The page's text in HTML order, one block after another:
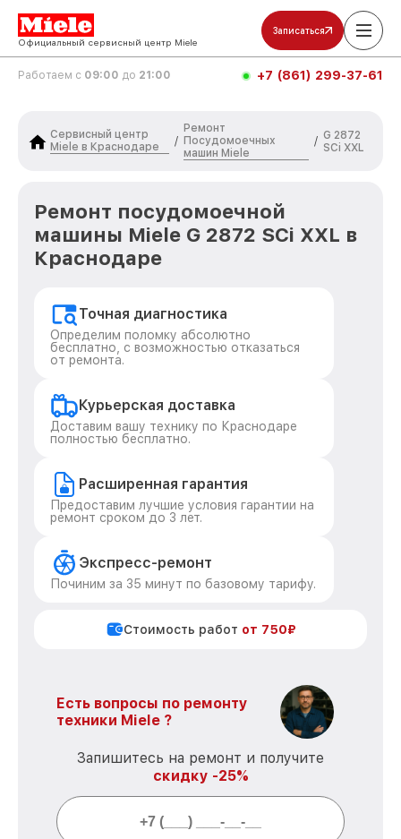
Официальный сервисный центр Miele
Записаться
Работаем с 09:00 до 21:00 +7 (861) 299-37-61
Сервисный центр
Miele в Краснодаре
/
Ремонт
Посудомоечных
машин Miele
/ G 2872
SCi XXL
Ремонт посудомоечной
машины Miele G 2872 SCi XXL в
Краснодаре
Точная диагностика
Определим поломку абсолютно
бесплатно, с возможностью отказаться
от ремонта.
Курьерская доставка
Доставим вашу технику по Краснодаре
полностью бесплатно.
Расширенная гарантия
Предоставим лучшие условия гарантии на
ремонт сроком до 3 лет.
Экспресс-ремонт
Починим за 35 минут по базовому тарифу.
Стоимость работ от 750₽
Есть вопросы по ремонту
техники Miele ?
Запишитесь на ремонт и получите
скидку -25%